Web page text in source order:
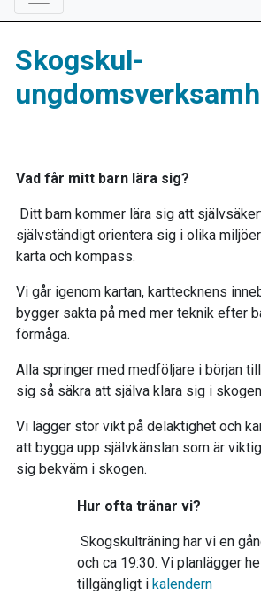
Skogskul-
Vad får mitt barn lära sig?
Ditt barn kommer lära sig att
självständigt orientera sig i olika
karta och kompass.
Vi går igenom kartan, karttecknens
bygger sakta på med mer teknik efter
förmåga.
Alla springer med medföljare i början
sig så säkra att själva klara sig i
Vi lägger stor vikt på delaktighet och
att bygga upp självkänslan som är
sig bekväm i skogen.
Hur ofta tränar vi?
Skogskulträning har vi en
och ca 19:30. Vi planlägger
tillgängligt i kalendern